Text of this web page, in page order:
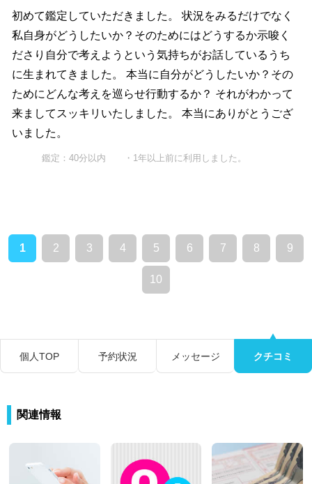
初めて鑑定していただきました。 状況をみるだけでなく
私自身がどうしたいか？そのためにはどうするか示唆く
ださり自分で考えようという気持ちがお話しているうち
に生まれてきました。 本当に自分がどうしたいか？その
ためにどんな考えを巡らせ行動するか？ それがわかって
来ましてスッキリいたしました。 本当にありがとうござ
いました。
鑑定：40分以内 ・1年以上前に利用しました。
1 2 3 4 5 6 7 8 9
10
個人TOP 予約状況 メッセージ クチコミ
関連情報